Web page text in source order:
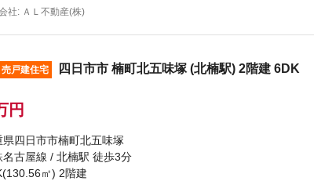
社: ＡＬ不動産(株)
売戸建住宅 四日市市 楠町北五味塚 (北楠駅) 2階建 6DK
円
県四日市市楠町北五味塚
名古屋線 / 北楠駅 徒歩3分
㎡) 2階建